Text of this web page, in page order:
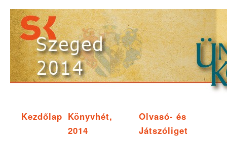
Kezdőlap Könyvhét,
2014
Olvasó- és
Játszóliget